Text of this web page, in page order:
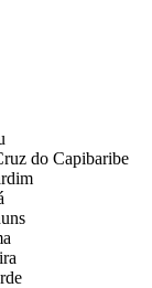
do Capibaribe